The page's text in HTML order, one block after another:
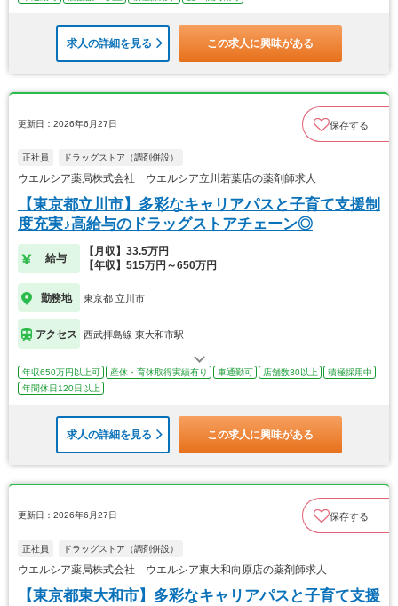
求人の詳細を見る この求人に興味がある
更新日：2026年6月27日 保存する
正社員 ドラッグストア（調剤併設）
ウエルシア薬局株式会社 ウエルシア立川若葉店の薬剤師求人
【東京都立川市】多彩なキャリアパスと子育て支援制
度充実♪高給与のドラッグストアチェーン◎
給与
【月収】33.5万円
【年収】515万円～650万円
勤務地 東京都 立川市
アクセス 西武拝島線 東大和市駅
年収650万円以上可 産休・育休取得実績有り 車通勤可 店舗数30以上
積極採用中
年間休日120日以上
求人の詳細を見る この求人に興味がある
更新日：2026年6月27日 保存する
正社員 ドラッグストア（調剤併設）
ウエルシア薬局株式会社 ウエルシア東大和向原店の薬剤師求人
【東京都東大和市】多彩なキャリアパスと子育て支援